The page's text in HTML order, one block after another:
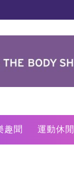
趣聞 運動休閒